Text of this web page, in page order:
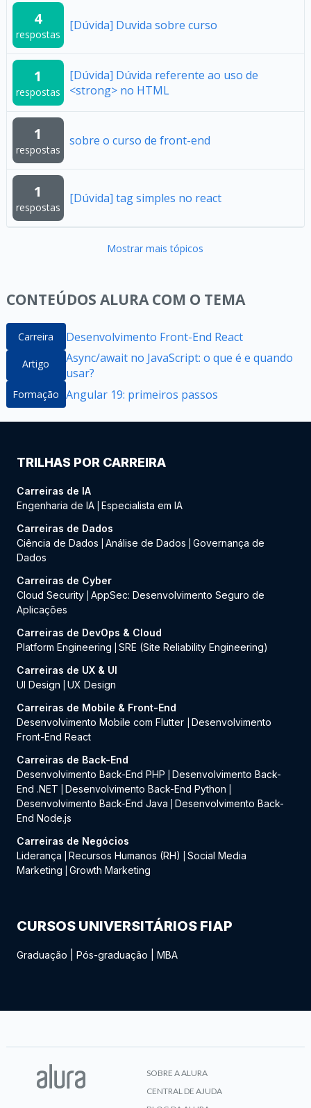
4
respostas
[Dúvida] Duvida sobre curso
1
respostas
[Dúvida] Dúvida referente ao uso de
<strong> no HTML
1
respostas
sobre o curso de front-end
1
respostas
[Dúvida] tag simples no react
Mostrar mais tópicos
CONTEÚDOS ALURA COM O TEMA
Carreira Desenvolvimento Front-End React
Artigo
Async/await no JavaScript: o que é e quando
usar?
Formação Angular 19: primeiros passos
TRILHAS POR CARREIRA
Carreiras de IA
Engenharia de IA Especialista em IA
Carreiras de Dados
Ciência de Dados
Análise de Dados
Governança de
Dados
Carreiras de Cyber
Cloud Security AppSec: Desenvolvimento Seguro de
Aplicações
Carreiras de DevOps & Cloud
Platform Engineering
SRE (Site Reliability Engineering)
Carreiras de UX & UI
UI Design
UX Design
Carreiras de Mobile & Front-End
Desenvolvimento Mobile com Flutter
Desenvolvimento
Front-End React
Carreiras de Back-End
Desenvolvimento Back-End PHP
Desenvolvimento Back-
End .NET
Desenvolvimento Back-End Python
Desenvolvimento Back-End Java
Desenvolvimento Back-
End Node.js
Carreiras de Negócios
Liderança
Recursos Humanos (RH)
Social Media
Marketing
Growth Marketing
CURSOS UNIVERSITÁRIOS FIAP
Graduação Pós-graduação MBA
SOBRE A ALURA
CENTRAL DE AJUDA